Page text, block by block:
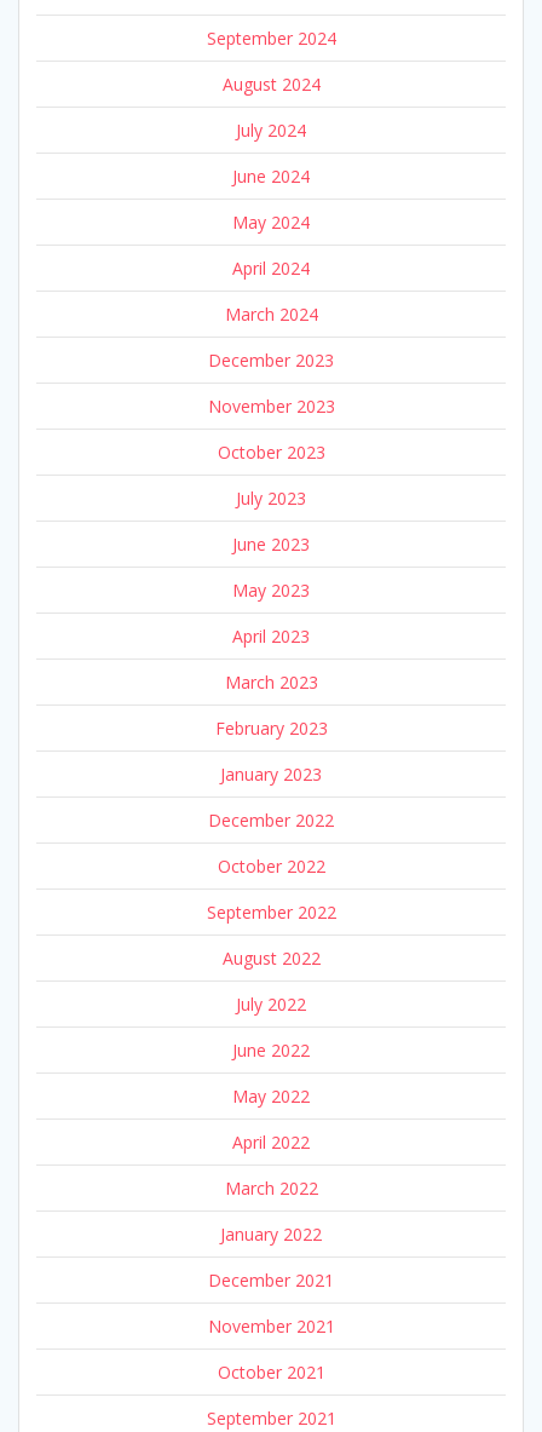
September 2024
August 2024
July 2024
June 2024
May 2024
April 2024
March 2024
December 2023
November 2023
October 2023
July 2023
June 2023
May 2023
April 2023
March 2023
February 2023
January 2023
December 2022
October 2022
September 2022
August 2022
July 2022
June 2022
May 2022
April 2022
March 2022
January 2022
December 2021
November 2021
October 2021
September 2021